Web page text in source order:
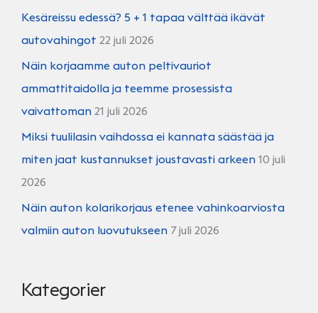
Kesäreissu edessä? 5 + 1 tapaa välttää ikävät
autovahingot 22 juli 2026
Näin korjaamme auton peltivauriot
ammattitaidolla ja teemme prosessista
vaivattoman 21 juli 2026
Miksi tuulilasin vaihdossa ei kannata säästää ja
miten jaat kustannukset joustavasti arkeen 10 juli
2026
Näin auton kolarikorjaus etenee vahinkoarviosta
valmiin auton luovutukseen 7 juli 2026
Kategorier